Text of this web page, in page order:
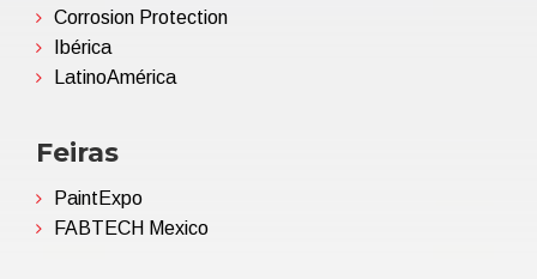
Corrosion Protection
Ibérica
LatinoAmérica
Feiras
PaintExpo
FABTECH Mexico